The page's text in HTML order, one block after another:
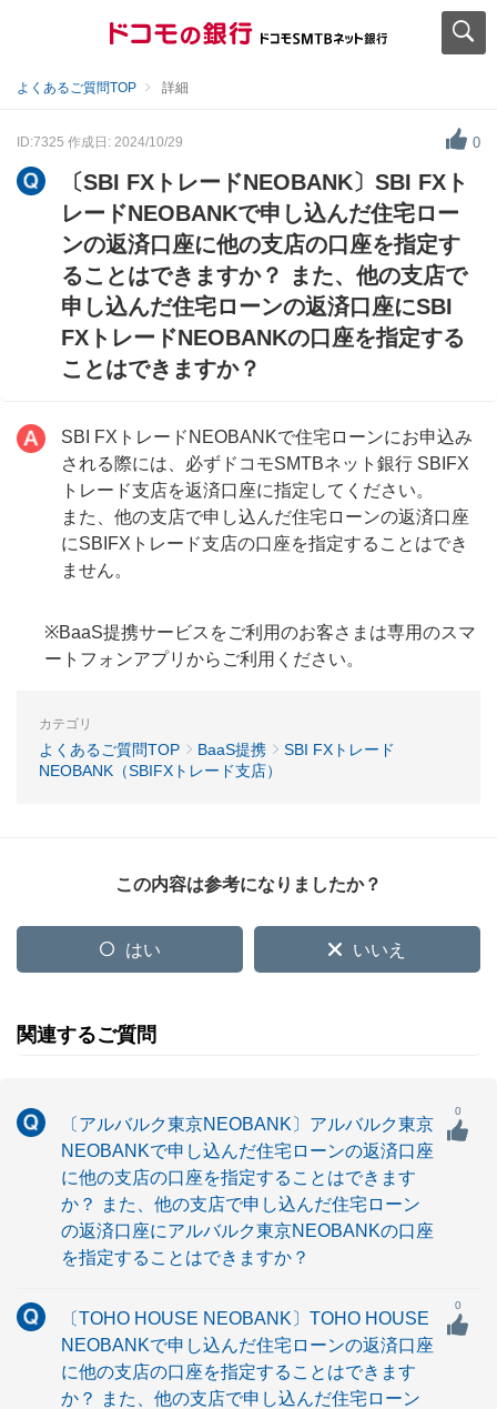
よくあるご質問TOP 詳細
ID:7325 作成日: 2024/10/29 0
〔SBI FXトレードNEOBANK〕SBI FXト
レードNEOBANKで申し込んだ住宅ロー
ンの返済口座に他の支店の口座を指定す
ることはできますか？ また、他の支店で
申し込んだ住宅ローンの返済口座にSBI
FXトレードNEOBANKの口座を指定する
ことはできますか？
SBI FXトレードNEOBANKで住宅ローンにお申込み
される際には、必ずドコモSMTBネット銀行 SBIFX
トレード支店を返済口座に指定してください。
また、他の支店で申し込んだ住宅ローンの返済口座
にSBIFXトレード支店の口座を指定することはでき
ません。
※BaaS提携サービスをご利用のお客さまは専用のスマ
ートフォンアプリからご利用ください。
カテゴリ
よくあるご質問TOP BaaS提携
SBI FXトレード
NEOBANK（SBIFXトレード支店）
この内容は参考になりましたか？
はい いいえ
関連するご質問
〔アルバルク東京NEOBANK〕アルバルク東京
NEOBANKで申し込んだ住宅ローンの返済口座
に他の支店の口座を指定することはできます
か？ また、他の支店で申し込んだ住宅ローン
の返済口座にアルバルク東京NEOBANKの口座
を指定することはできますか？
0
〔TOHO HOUSE NEOBANK〕TOHO HOUSE
NEOBANKで申し込んだ住宅ローンの返済口座
に他の支店の口座を指定することはできます
か？ また、他の支店で申し込んだ住宅ローン
0